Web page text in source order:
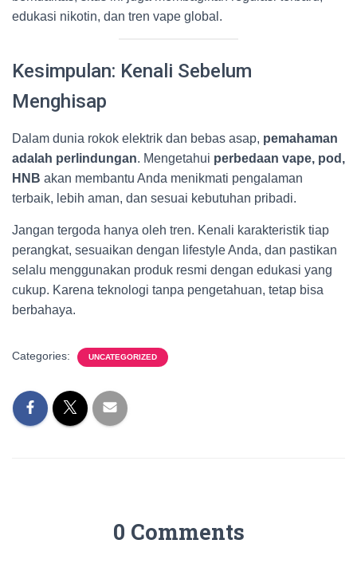
edukasi nikotin, dan tren vape global.
Kesimpulan: Kenali Sebelum
Menghisap
Dalam dunia rokok elektrik dan bebas asap, pemahaman
adalah perlindungan. Mengetahui perbedaan vape, pod,
HNB akan membantu Anda menikmati pengalaman
terbaik, lebih aman, dan sesuai kebutuhan pribadi.
Jangan tergoda hanya oleh tren. Kenali karakteristik tiap
perangkat, sesuaikan dengan lifestyle Anda, dan pastikan
selalu menggunakan produk resmi dengan edukasi yang
cukup. Karena teknologi tanpa pengetahuan, tetap bisa
berbahaya.
Categories: UNCATEGORIZED
0 Comments